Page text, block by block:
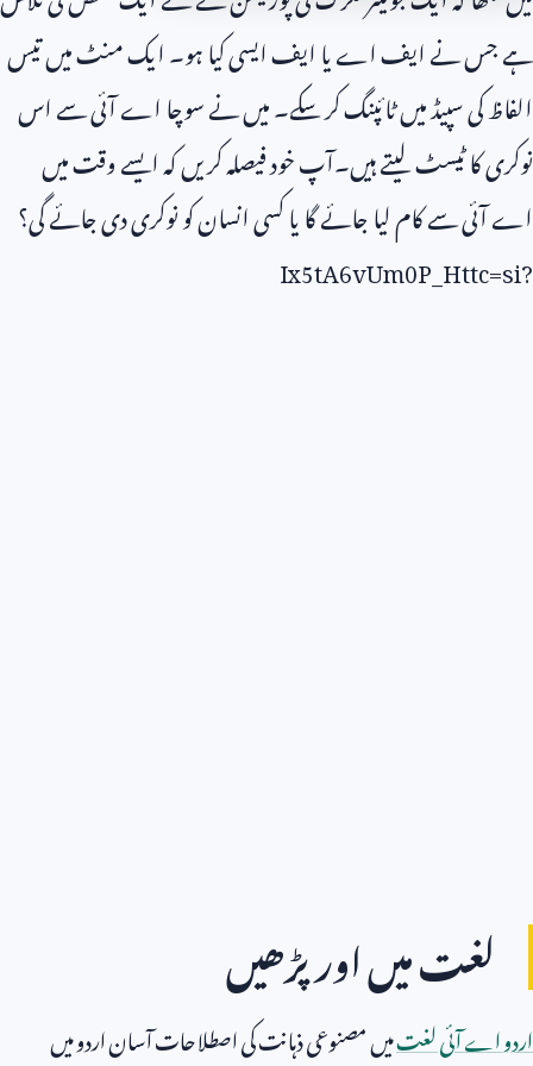
ہے جس نے ایف اے یا ایف ایسی کیا ہو۔ ایک منٹ میں تیس
الفاظ کی سپیڈ میں ٹائپنگ کر سکے۔ میں نے سوچا اے آئی سے اس
نوکری کا ٹیسٹ لیتے ہیں۔آپ خود فیصلہ کریں کہ ایسے وقت میں
اے آئی سے کام لیا جائے گا یا کسی انسان کو نوکری دی جائے گی؟
?
si
=
Ix5tA6vUm0P_Httc
لغت میں اور پڑھیں
اردو اے آئی لغتمیں مصنوعی ذہانت کی اصطلاحات آسان اردو میں